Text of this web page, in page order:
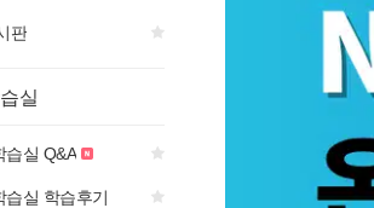
판
실
습실 Q&A
습실 학습후기